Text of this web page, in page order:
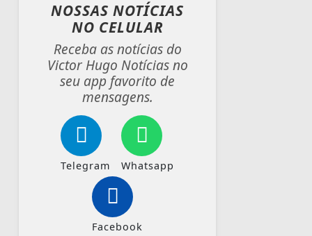
NOSSAS NOTÍCIAS
NO CELULAR
Receba as notícias do
Victor Hugo Notícias no
seu app favorito de
mensagens.
Telegram Whatsapp
Facebook